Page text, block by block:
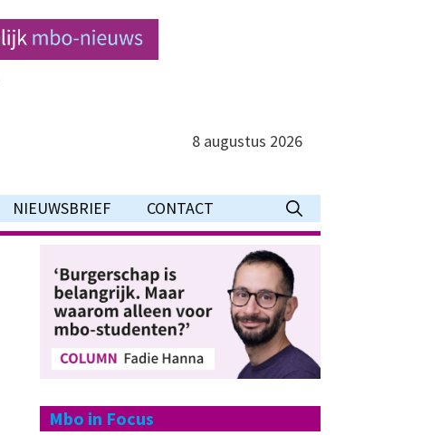
8 augustus 2026
NIEUWSBRIEF CONTACT
Mbo in Focus